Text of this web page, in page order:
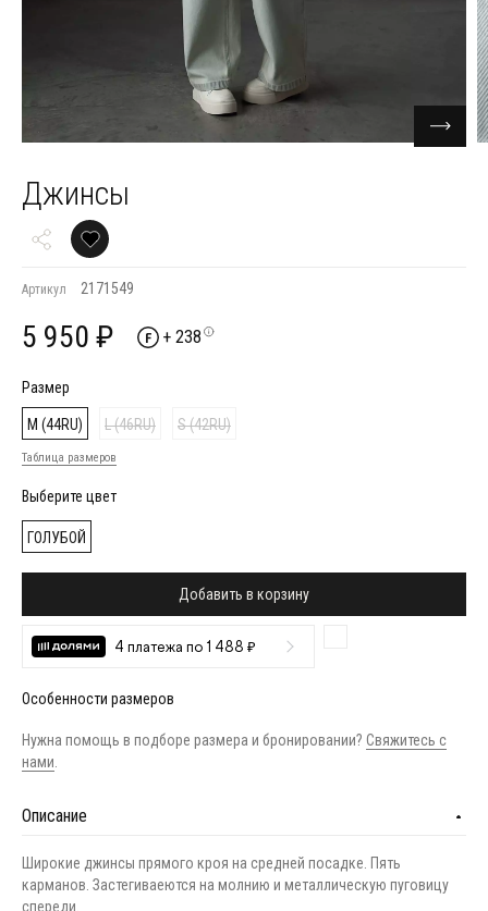
Джинсы
Артикул 2171549
5 950 ₽ + 238
Размер
M (44RU) L (46RU) S (42RU)
Таблица размеров
Выберите цвет
ГОЛУБОЙ
Добавить в корзину
4 платежа по 1 488 ₽
Особенности размеров
Нужна помощь в подборе размера и бронировании? Свяжитесь с
нами
Описание
Широкие джинсы прямого кроя на средней посадке. Пять
карманов. Застегиваеются на молнию и металлическую пуговицу
спереди.